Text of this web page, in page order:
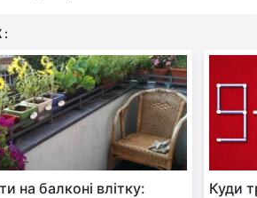
на балконі влітку:
Куди